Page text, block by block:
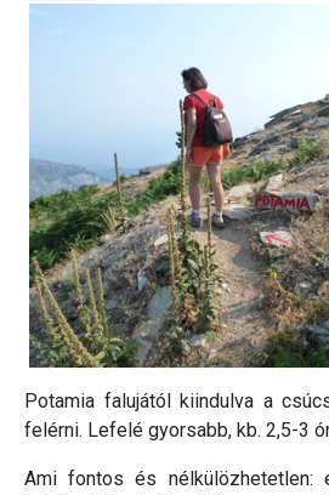
Potamia falujától kiindulva a
felérni. Lefelé gyorsabb, kb. 2,5-3
Ami fontos és nélkülözhetetlen: